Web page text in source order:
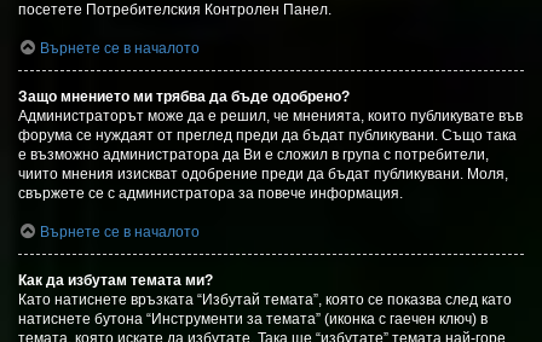
посетете Потребителския Контролен Панел.
Върнете се в началото
Защо мнението ми трябва да бъде одобрено?
Администраторът може да е решил, че мненията, които публикувате във
форума се нуждаят от преглед преди да бъдат публикувани. Също така
е възможно администратора да Ви е сложил в група с потребители,
чиито мнения изискват одобрение преди да бъдат публикувани. Моля,
свържете се с администратора за повече информация.
Върнете се в началото
Как да избутам темата ми?
Като натиснете връзката “Избутай темата”, която се показва след като
натиснете бутона “Инструменти за темата” (иконка с гаечен ключ) в
темата, която искате да избутате. Така ще “избутате” темата най-горе